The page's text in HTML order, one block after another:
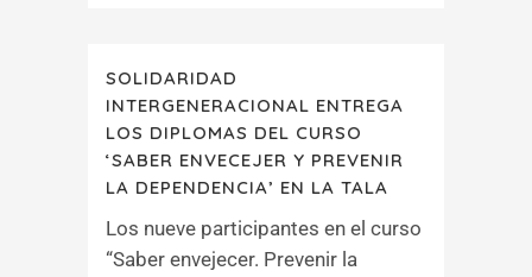
SOLIDARIDAD
INTERGENERACIONAL ENTREGA
LOS DIPLOMAS DEL CURSO
‘SABER ENVECEJER Y PREVENIR
LA DEPENDENCIA’ EN LA TALA
Los nueve participantes en el curso
“Saber envejecer. Prevenir la